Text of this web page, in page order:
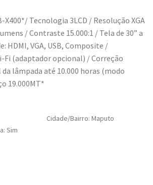
Tecnologia 3LCD / Resolução XGA
/ Contraste 15.000:1 / Tela de 30” a
HDMI, VGA, USB, Composite /
Fi (adaptador opcional) / Correção
lâmpada até 10.000 horas (modo
19.000MT*
Cidade/Bairro: Maputo
Sim